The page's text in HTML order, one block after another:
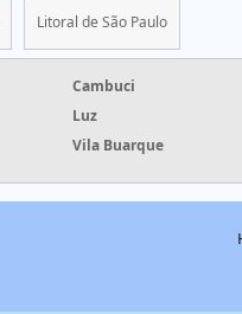
Litoral de São Paulo
Cambuci
Luz
Vila Buarque